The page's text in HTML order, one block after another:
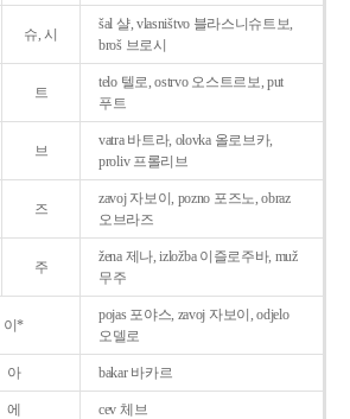
슈, 시
šal 샬, vlasništvo 블라스니슈트보,
broš 브로시
트
telo 텔로, ostrvo 오스트르보, put
푸트
브
vatra 바트라, olovka 올로브카,
proliv 프롤리브
즈
zavoj 자보이, pozno 포즈노, obraz
오브라즈
주
žena 제나, izložba 이즐로주바, muž
무주
이*
pojas 포야스, zavoj 자보이, odjelo
오델로
아 bakar 바카르
에 cev 체브